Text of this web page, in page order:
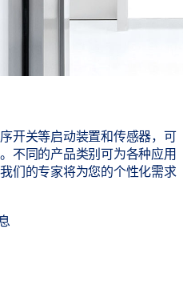
开关等启动装置和传感器，可
不同的产品类别可为各种应用
们的专家将为您的个性化需求